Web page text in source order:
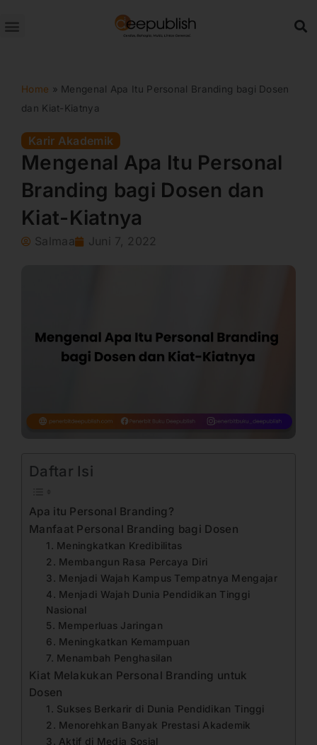
ke
Home » Mengenal Apa Itu Personal Branding bagi Dosen
dan Kiat-Kiatnya
Karir Akademik
Mengenal Apa Itu Personal
Branding bagi Dosen dan
Kiat-Kiatnya
Salmaa Juni 7, 2022
Daftar Isi
Apa itu Personal Branding?
Manfaat Personal Branding bagi Dosen
1. Meningkatkan Kredibilitas
2. Membangun Rasa Percaya Diri
3. Menjadi Wajah Kampus Tempatnya Mengajar
4. Menjadi Wajah Dunia Pendidikan Tinggi
Nasional
5. Memperluas Jaringan
6. Meningkatkan Kemampuan
7. Menambah Penghasilan
Kiat Melakukan Personal Branding untuk
Dosen
1. Sukses Berkarir di Dunia Pendidikan Tinggi
2. Menorehkan Banyak Prestasi Akademik
3. Aktif di Media Sosial